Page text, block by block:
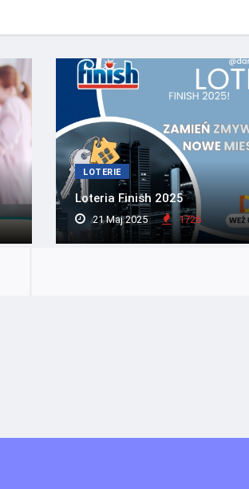
LOTERIE
Loteria Finish 2025
21 Maj 2025 1726